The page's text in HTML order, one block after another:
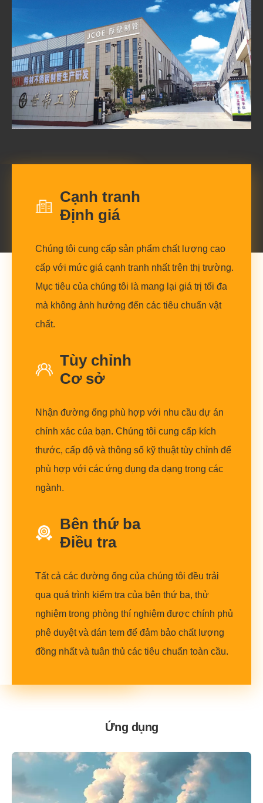
Cạnh tranh
Định giá
Chúng tôi cung cấp sản phẩm chất lượng cao
cấp với mức giá cạnh tranh nhất trên thị trường.
Mục tiêu của chúng tôi là mang lại giá trị tối đa
mà không ảnh hưởng đến các tiêu chuẩn vật
chất.
Tùy chỉnh
Cơ sở
Nhận đường ống phù hợp với nhu cầu dự án
chính xác của bạn. Chúng tôi cung cấp kích
thước, cấp độ và thông số kỹ thuật tùy chỉnh để
phù hợp với các ứng dụng đa dạng trong các
ngành.
Bên thứ ba
Điều tra
Tất cả các đường ống của chúng tôi đều trải
qua quá trình kiểm tra của bên thứ ba, thử
nghiệm trong phòng thí nghiệm được chính phủ
phê duyệt và dán tem để đảm bảo chất lượng
đồng nhất và tuân thủ các tiêu chuẩn toàn cầu.
Ứng dụng